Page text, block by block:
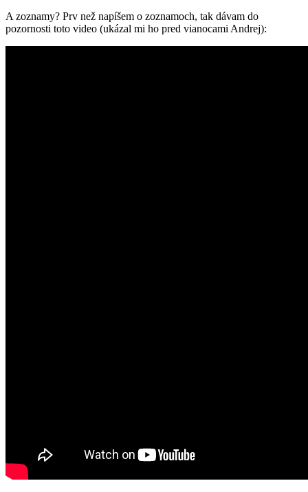
A zoznamy? Prv než napíšem o zoznamoch, tak dávam do
pozornosti toto video (ukázal mi ho pred vianocami Andrej):